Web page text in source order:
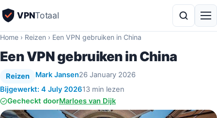
VPNTotaal
Home › Reizen › Een VPN gebruiken in China
Een VPN gebruiken in China
Reizen Mark Jansen26 January 2026
Bijgewerkt: 4 July 202613 min lezen
Gecheckt doorMarloes van Dijk